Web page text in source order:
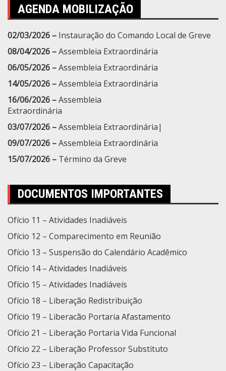
AGENDA MOBILIZAÇÃO
02/03/2026 – Instauração do Comando Local de Greve
08/04/2026 –Assembleia Extraordinária
06/05/2026 –Assembleia Extraordinária
14/05/2026 –Assembleia Extraordinária
16/06/2026 –Assembleia
Extraordinária
03/07/2026 –Assembleia Extraordinária|
09/07/2026 –Assembleia Extraordinária
15/07/2026 – Término da Greve
DOCUMENTOS IMPORTANTES
Ofício 11 – Atividades Inadiáveis
Ofício 12 – Comparecimento em Reunião
Ofício 13 – Suspensão do Calendário Acadêmico
Ofício 14 – Atividades Inadiáveis
Ofício 15 – Atividades Inadiáveis
Ofício 18 – Liberação Redistribuição
Ofício 19 – Liberacão Portaria Afastamento
Ofício 21 – Liberação Portaria Vida Funcional
Ofício 22 – Liberação Professor Substituto
Ofício 23 – Liberação Capacitação